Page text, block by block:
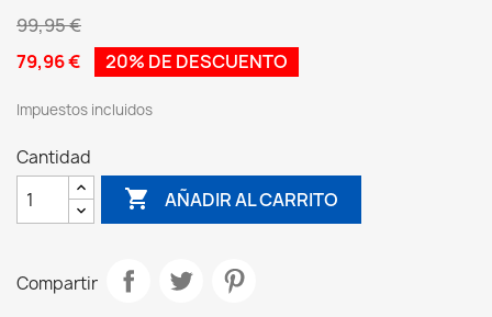
99,95 €
79,96 €
20% DE DESCUENTO
Impuestos incluidos
Cantidad
 AÑADIR AL CARRITO
Compartir